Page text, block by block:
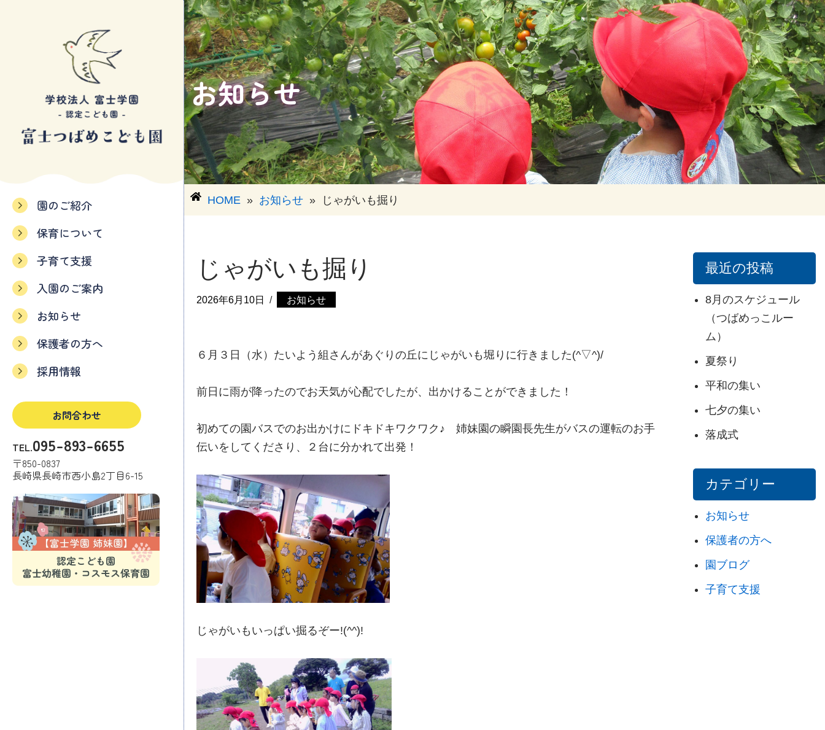
ッ
プ
お知らせ
HOME » お知らせ » じゃがいも掘り
じゃがいも掘り
2026年6月10日 お知らせ
６月３日（水）たいよう組さんがあぐりの丘にじゃがいも堀りに行きました(^▽^)/
前日に雨が降ったのでお天気が心配でしたが、出かけることができました！
初めての園バスでのお出かけにドキドキワクワク♪ 姉妹園の瞬園長先生がバスの運転のお手
伝いをしてくださり、２台に分かれて出発！
じゃがいもいっぱい掘るぞー!(^^)!
最近の投稿
8月のスケジュール
（つばめっこルー
ム）
夏祭り
平和の集い
七夕の集い
落成式
カテゴリー
お知らせ
保護者の方へ
園ブログ
子育て支援
園のご紹介
保育について
子育て支援
入園のご案内
お知らせ
保護者の方へ
採用情報
お問合わせ
TEL.095-893-6655
〒850-0837
長崎県長崎市西小島2丁目6-15